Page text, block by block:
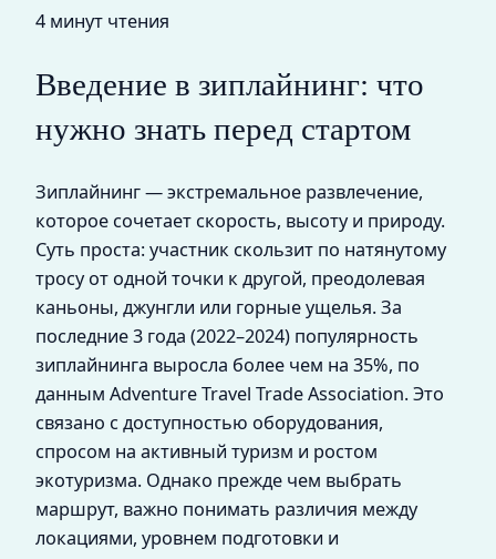
4 минут чтения
Введение в зиплайнинг: что
нужно знать перед стартом
Зиплайнинг — экстремальное развлечение,
которое сочетает скорость, высоту и природу.
Суть проста: участник скользит по натянутому
тросу от одной точки к другой, преодолевая
каньоны, джунгли или горные ущелья. За
последние 3 года (2022–2024) популярность
зиплайнинга выросла более чем на 35%, по
данным Adventure Travel Trade Association. Это
связано с доступностью оборудования,
спросом на активный туризм и ростом
экотуризма. Однако прежде чем выбрать
маршрут, важно понимать различия между
локациями, уровнем подготовки и